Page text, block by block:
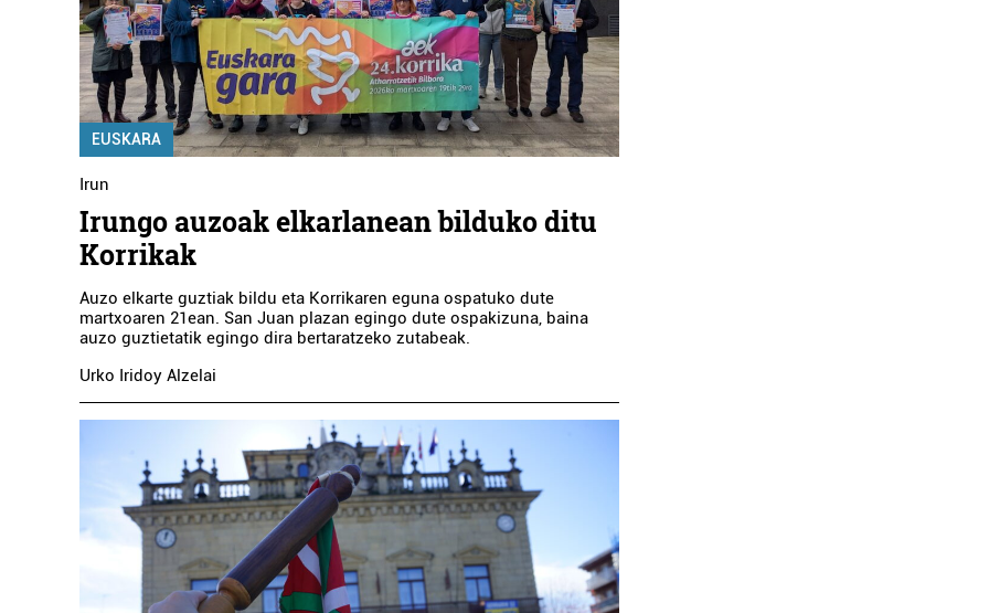
EUSKARA
Irun
Irungo auzoak elkarlanean bilduko ditu
Korrikak
Auzo elkarte guztiak bildu eta Korrikaren eguna ospatuko dute
martxoaren 21ean. San Juan plazan egingo dute ospakizuna, baina
auzo guztietatik egingo dira bertaratzeko zutabeak.
Urko Iridoy Alzelai